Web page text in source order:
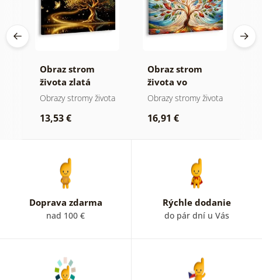
Obraz strom
života zlatá
mágia
Obrazy stromy života
13,53 €
Obraz strom
života vo
farebnej vitráži
Obrazy stromy života
16,91 €
Doprava zdarma
nad 100 €
Rýchle dodanie
do pár dní u Vás